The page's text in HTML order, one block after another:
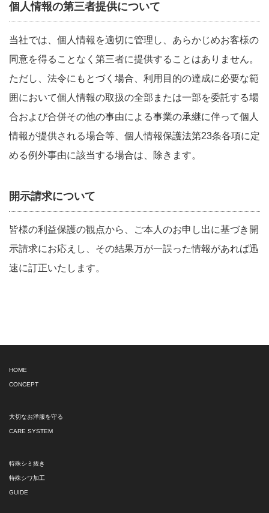
個人情報の第三者提供について
当社では、個人情報を適切に管理し、あらかじめお客様の
同意を得ることなく第三者に提供することはありません。
ただし、法令にもとづく場合、利用目的の達成に必要な範
囲において個人情報の取扱の全部または一部を委託する場
合および合併その他の事由による事業の承継に伴って個人
情報が提供される場合等、個人情報保護法第23条各項に定
める例外事由に該当する場合は、除きます。
開示請求について
皆様の利益保護の観点から、ご本人のお申し出に基づき開
示請求にお応えし、その結果万が一誤った情報があれば迅
速に訂正いたします。
HOME
CONCEPT
大切なお洋服を守る
CARE SYSTEM
特殊シミ抜き
特殊シワ加工
GUIDE